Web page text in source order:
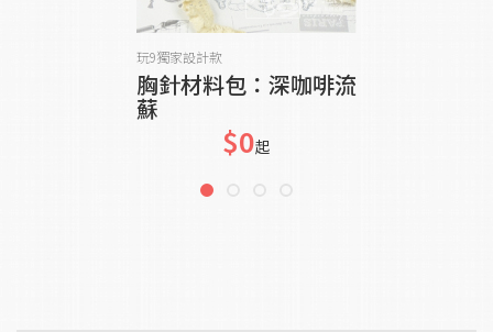
玩9獨家設計款
胸針材料包：深咖啡流
蘇
$0起